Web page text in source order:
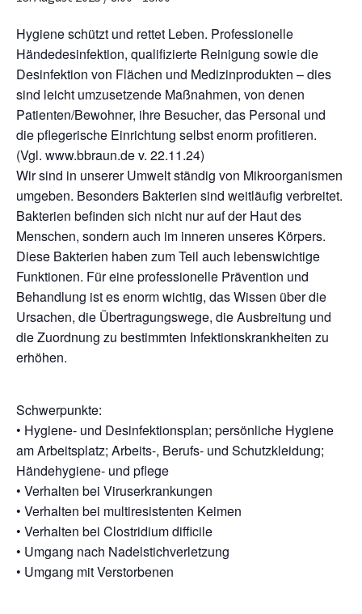
Hygiene schützt und rettet Leben. Professionelle
Händedesinfektion, qualifizierte Reinigung sowie die
Desinfektion von Flächen und Medizinprodukten – dies
sind leicht umzusetzende Maßnahmen, von denen
Patienten/Bewohner, ihre Besucher, das Personal und
die pflegerische Einrichtung selbst enorm profitieren.
(Vgl. www.bbraun.de v. 22.11.24)
Wir sind in unserer Umwelt ständig von Mikroorganismen
umgeben. Besonders Bakterien sind weitläufig verbreitet.
Bakterien befinden sich nicht nur auf der Haut des
Menschen, sondern auch im inneren unseres Körpers.
Diese Bakterien haben zum Teil auch lebenswichtige
Funktionen. Für eine professionelle Prävention und
Behandlung ist es enorm wichtig, das Wissen über die
Ursachen, die Übertragungswege, die Ausbreitung und
die Zuordnung zu bestimmten Infektionskrankheiten zu
erhöhen.
Schwerpunkte:
• Hygiene- und Desinfektionsplan; persönliche Hygiene
am Arbeitsplatz; Arbeits-, Berufs- und Schutzkleidung;
Händehygiene- und pflege
• Verhalten bei Viruserkrankungen
• Verhalten bei multiresistenten Keimen
• Verhalten bei Clostridium difficile
• Umgang nach Nadelstichverletzung
• Umgang mit Verstorbenen